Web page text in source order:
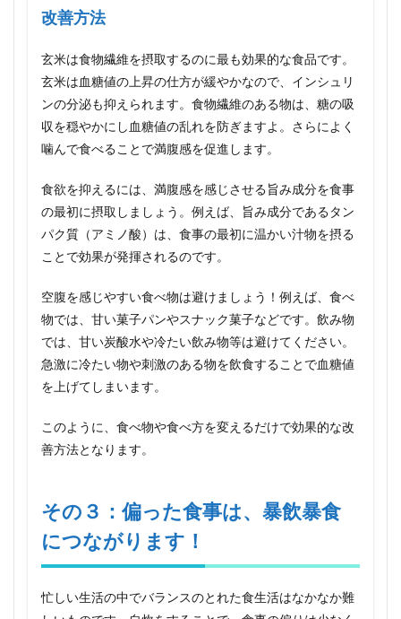
感
改善
方法
5
その
５：
よる
食欲
の危
険性
改善
方法
5.2
食欲
暴
走！
い暴
飲暴
改善
でき
る５
つの
ント
改善方法
玄米は食物繊維を摂取するのに最も効果的な食品です。
玄米は血糖値の上昇の仕方が緩やかなので、インシュリ
ンの分泌も抑えられます。食物繊維のある物は、糖の吸
収を穏やかにし血糖値の乱れを防ぎますよ。さらによく
噛んで食べることで満腹感を促進します。
食欲を抑えるには、満腹感を感じさせる旨み成分を食事
の最初に摂取しましょう。例えば、旨み成分であるタン
パク質（アミノ酸）は、食事の最初に温かい汁物を摂る
ことで効果が発揮されるのです。
空腹を感じやすい食べ物は避けましょう！例えば、食べ
物では、甘い菓子パンやスナック菓子などです。飲み物
では、甘い炭酸水や冷たい飲み物等は避けてください。
急激に冷たい物や刺激のある物を飲食することで血糖値
を上げてしまいます。
このように、食べ物や食べ方を変えるだけで効果的な改
善方法となります。
その３：偏った食事は、暴飲暴食
につながります！
忙しい生活の中でバランスのとれた食生活はなかなか難